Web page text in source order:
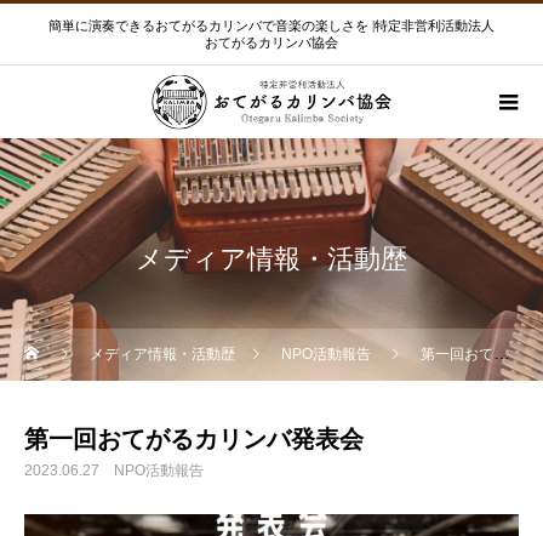
簡単に演奏できるおてがるカリンバで音楽の楽しさを |特定非営利活動法人
おてがるカリンバ協会
メディア情報・活動歴
メディア情報・活動歴 NPO活動報告 第一回おてがるカリンバ発表会
第一回おてがるカリンバ発表会
2023.06.27 NPO活動報告